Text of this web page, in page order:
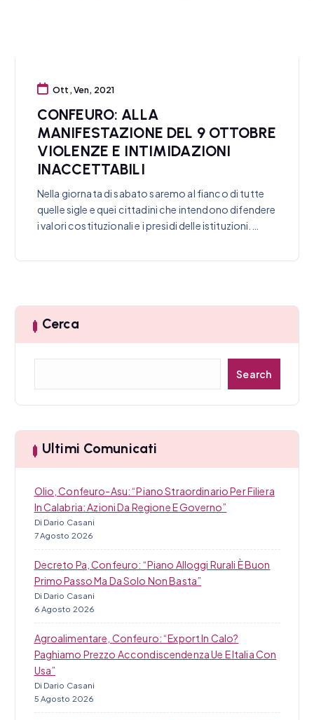
Ott, Ven, 2021
CONFEURO: ALLA
MANIFESTAZIONE DEL 9 OTTOBRE
VIOLENZE E INTIMIDAZIONI
INACCETTABILI
Nella giornata di sabato saremo al fianco di tutte
quelle sigle e quei cittadini che intendono difendere
i valori costituzionali e i presidi delle istituzioni.…
Cerca
a
Search
Ultimi Comunicati
Olio, Confeuro-Asu: “Piano Straordinario Per Filiera
In Calabria: Azioni Da Regione E Governo”
Di Dario Casani
7 Agosto 2026
Decreto Pa, Confeuro: “Piano Alloggi Rurali È Buon
Primo Passo Ma Da Solo Non Basta”
Di Dario Casani
6 Agosto 2026
Agroalimentare, Confeuro: “Export In Calo?
Paghiamo Prezzo Accondiscendenza Ue E Italia Con
Usa”
Di Dario Casani
5 Agosto 2026